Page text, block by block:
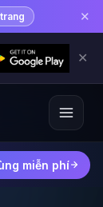
✕
✕
miễn phí